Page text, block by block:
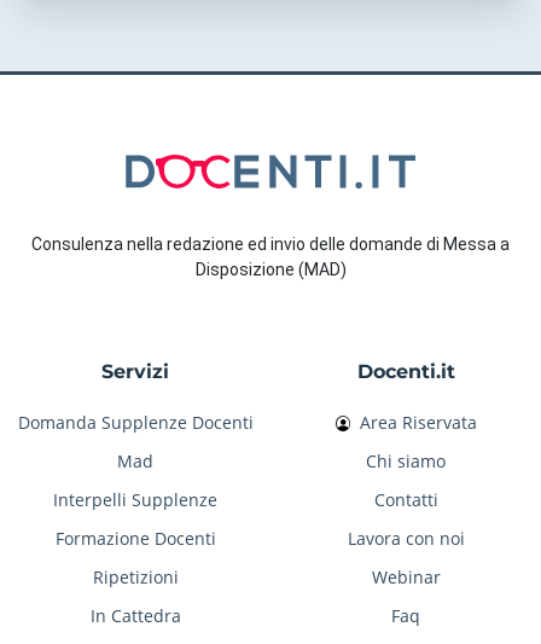
Consulenza nella redazione ed invio delle domande di Messa a
Disposizione (MAD)
Servizi
Domanda Supplenze Docenti
Mad
Interpelli Supplenze
Formazione Docenti
Ripetizioni
In Cattedra
Docenti.it
Area Riservata
Chi siamo
Contatti
Lavora con noi
Webinar
Faq